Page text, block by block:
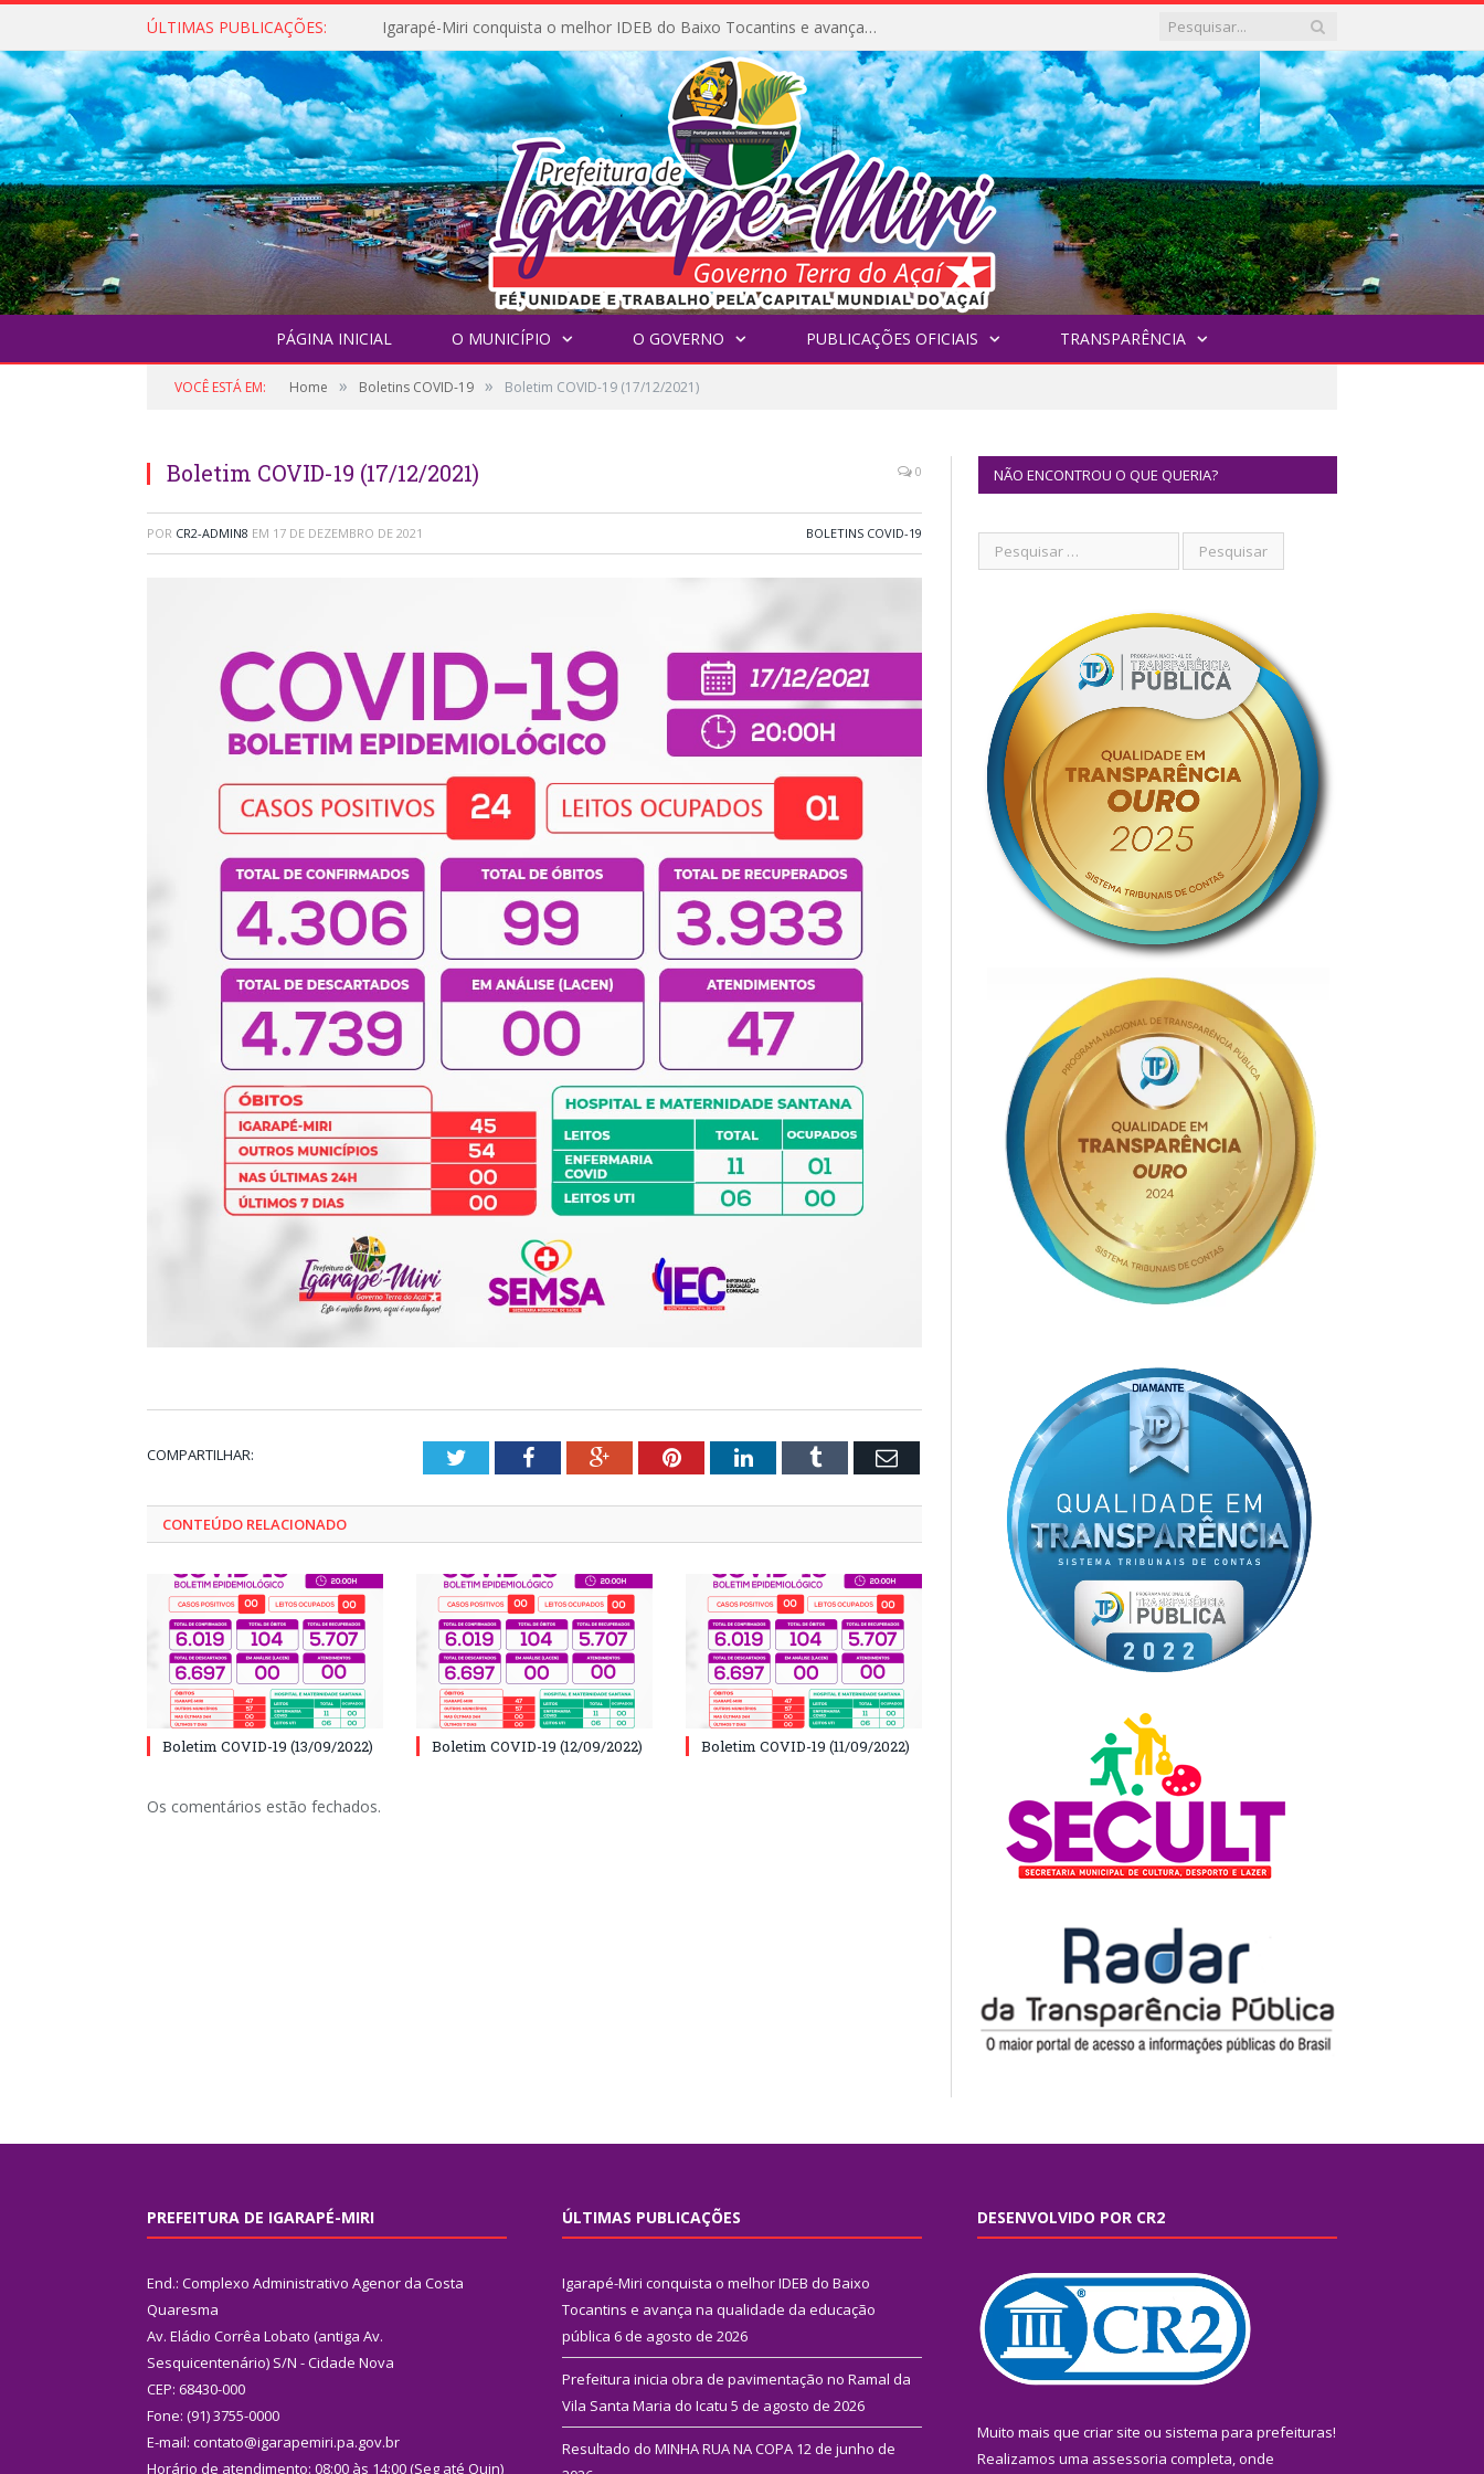
ÚLTIMAS PUBLICAÇÕES: Igarapé-Miri conquista o melhor IDEB do Baixo Tocantins e avança na qualidade da educação pública
PÁGINA INICIAL O MUNICÍPIO O GOVERNO PUBLICAÇÕES OFICIAIS TRANSPARÊNCIA
VOCÊ ESTÁ EM: Home » Boletins COVID-19 » Boletim COVID-19 (17/12/2021)
Boletim COVID-19 (17/12/2021) 0
POR CR2-ADMIN8 EM 17 DE DEZEMBRO DE 2021 BOLETINS COVID-19
COMPARTILHAR: TwitterFacebookGoogle+PinterestLinkedInTumblr Email
CONTEÚDO RELACIONADO
Boletim COVID-19 (13/09/2022) Boletim COVID-19 (12/09/2022) Boletim COVID-19 (11/09/2022)
Os comentários estão fechados.
NÃO ENCONTROU O QUE QUERIA?
PREFEITURA DE IGARAPÉ-MIRI
End.: Complexo Administrativo Agenor da Costa
Quaresma
Av. Eládio Corrêa Lobato (antiga Av.
Sesquicentenário) S/N - Cidade Nova
CEP: 68430-000
Fone: (91) 3755-0000
E-mail: contato@igarapemiri.pa.gov.br
Horário de atendimento: 08:00 às 14:00 (Seg até Quin)
ÚLTIMAS PUBLICAÇÕES
Igarapé-Miri conquista o melhor IDEB do Baixo
Tocantins e avança na qualidade da educação
pública 6 de agosto de 2026
Prefeitura inicia obra de pavimentação no Ramal da
Vila Santa Maria do Icatu 5 de agosto de 2026
Resultado do MINHA RUA NA COPA 12 de junho de
DESENVOLVIDO POR CR2
Muito mais que criar site ou sistema para prefeituras!
Realizamos uma assessoria completa, onde